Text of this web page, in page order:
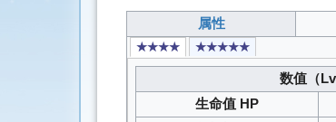
属性
★★★★ ★★★★★
数值（
生命值 HP